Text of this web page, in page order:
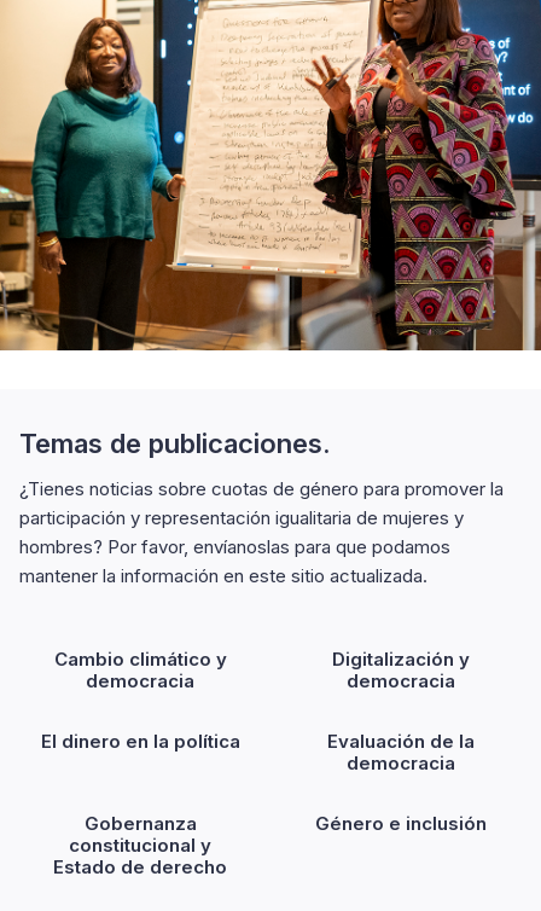
Temas de publicaciones.
¿Tienes noticias sobre cuotas de género para promover la
participación y representación igualitaria de mujeres y
hombres? Por favor, envíanoslas para que podamos
mantener la información en este sitio actualizada.
Cambio climático y
democracia
Digitalización y
democracia
El dinero en la política
Evaluación de la
democracia
Gobernanza
constitucional y
Estado de derecho
Género e inclusión